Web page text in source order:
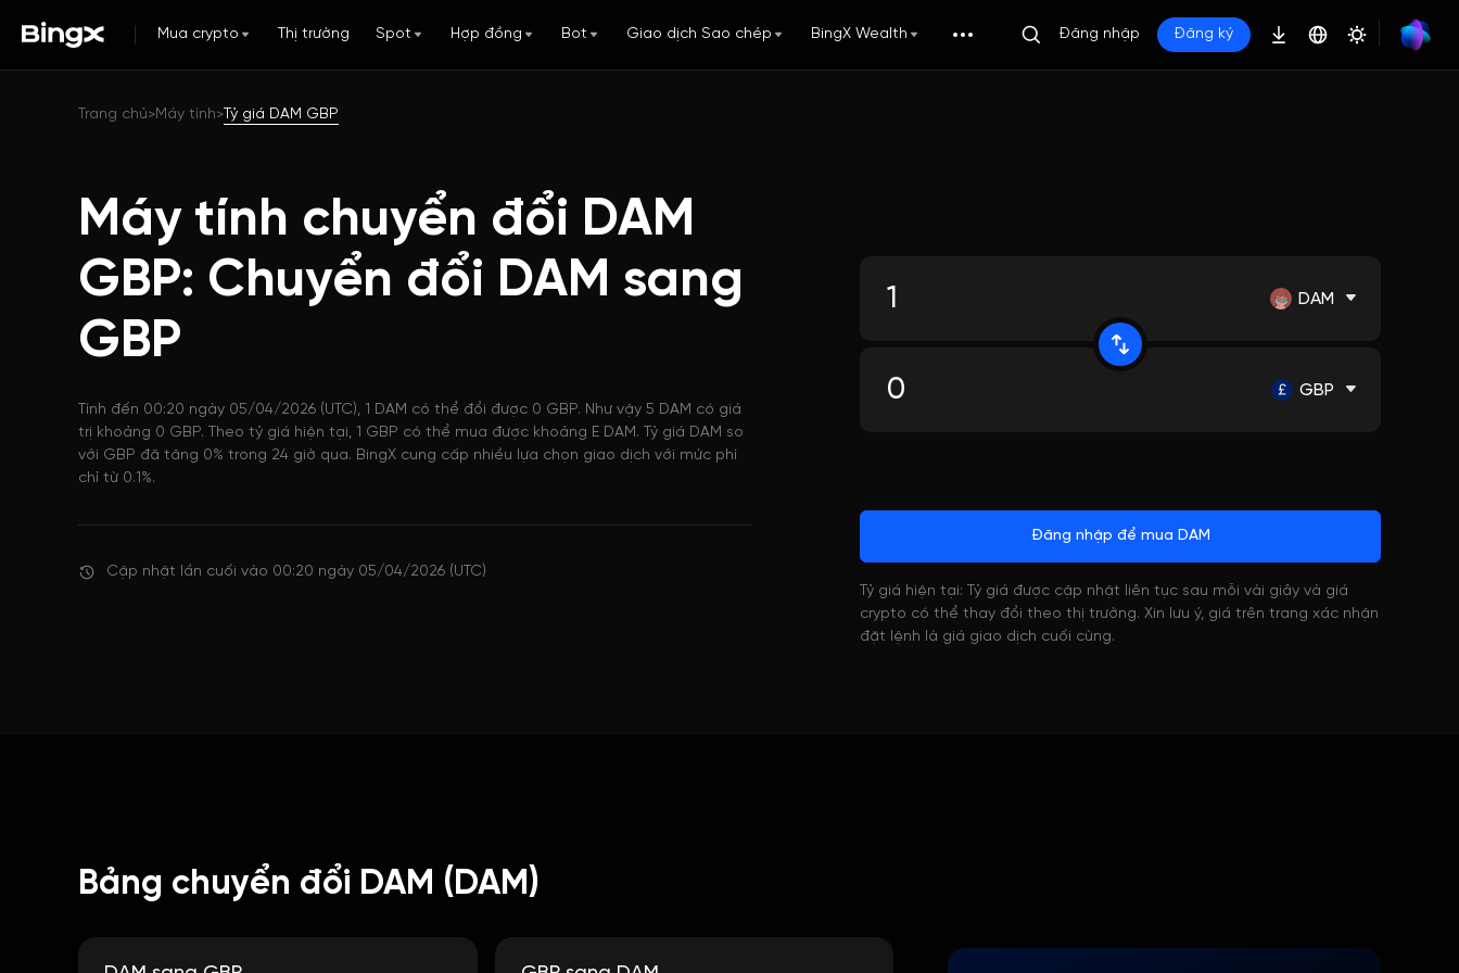
Mua crypto Thị trường Spot Hợp đồng Bot Giao dịch Sao chép BingX Wealth Đăng nhập Đăng ký
Trang chủ>Máy tính> Tỷ giá DAM GBP
Máy tính chuyển đổi DAM
GBP: Chuyển đổi DAM sang
GBP
Tính đến 00:20 ngày 05/04/2026 (UTC), 1 DAM có thể đổi được 0 GBP. Như vậy 5 DAM có giá
trị khoảng 0 GBP. Theo tỷ giá hiện tại, 1 GBP có thể mua được khoảng E DAM. Tỷ giá DAM so
với GBP đã tăng 0% trong 24 giờ qua. BingX cung cấp nhiều lựa chọn giao dịch với mức phí
chỉ từ 0.1%.
Cập nhật lần cuối vào 00:20 ngày 05/04/2026 (UTC)
DAM
GBP
Đăng nhập để mua DAM
Tỷ giá hiện tại: Tỷ giá được cập nhật liên tục sau mỗi vài giây và giá
crypto có thể thay đổi theo thị trường. Xin lưu ý, giá trên trang xác nhận
đặt lệnh là giá giao dịch cuối cùng.
Bảng chuyển đổi DAM (DAM)